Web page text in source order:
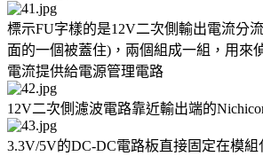
標示FU字樣的是12V二次側輸出電流分
面的一個被蓋住)，兩個組成一組，用來
電流提供給電源管理電路
12V二次側濾波電路靠近輸出端的
3.3V/5V的DC-DC電路板直接固定在模